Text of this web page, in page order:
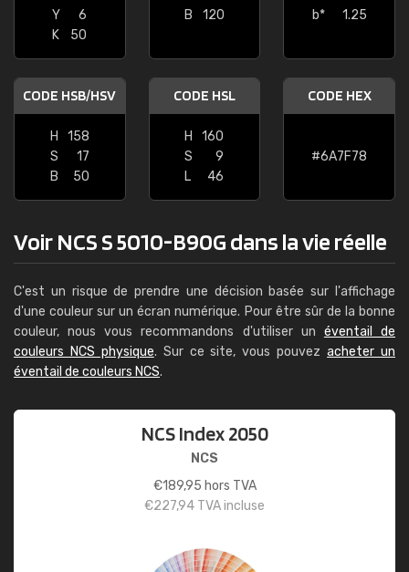
Y
6
K
50
B
120
b*
1.25
CODE HSB/HSV
H
158
S
17
B
50
CODE HSL
H
160
S
9
L
46
CODE HEX
#6A7F78
Voir NCS S 5010-B90G dans la vie réelle
C'est un risque de prendre une décision basée sur l'affichage
d'une couleur sur un écran numérique. Pour être sûr de la bonne
couleur, nous vous recommandons d'utiliser un éventail de
couleurs NCS physique. Sur ce site, vous pouvezacheter un
éventail de couleurs NCS.
NCS Index 2050
NCS
€189,95 hors TVA
€227,94 TVA incluse